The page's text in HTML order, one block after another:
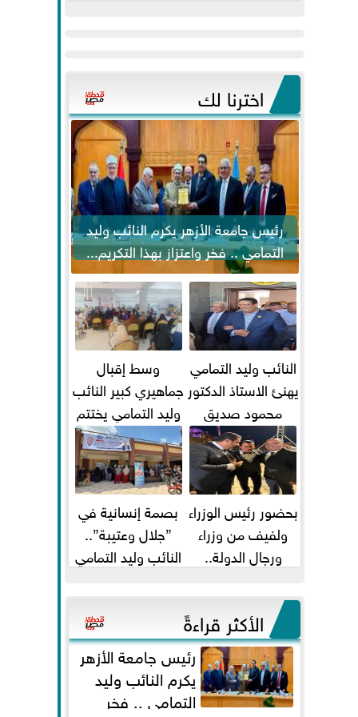
اخترنا لك
رئيس جامعة الأزهر يكرم النائب وليد
التمامي .. فخر واعتزاز بهذا التكريم...
النائب وليد التمامي
يهنئ الاستاذ الدكتور
محمود صديق
تكليفة قائم باعمال
...
وسط إقبال
جماهيري كبير النائب
وليد التمامي يختتم
أضخم قافلة طبية
مجانية...
بحضور رئيس الوزراء
ولفيف من وزراء
ورجال الدولة..
ومحمد...
بصمة إنسانية في
”جلال وعتيبة”..
النائب وليد التمامي
شيحة يداويان...
الأكثر قراءةً
رئيس جامعة الأزهر
يكرم النائب وليد
التمامي .. فخر